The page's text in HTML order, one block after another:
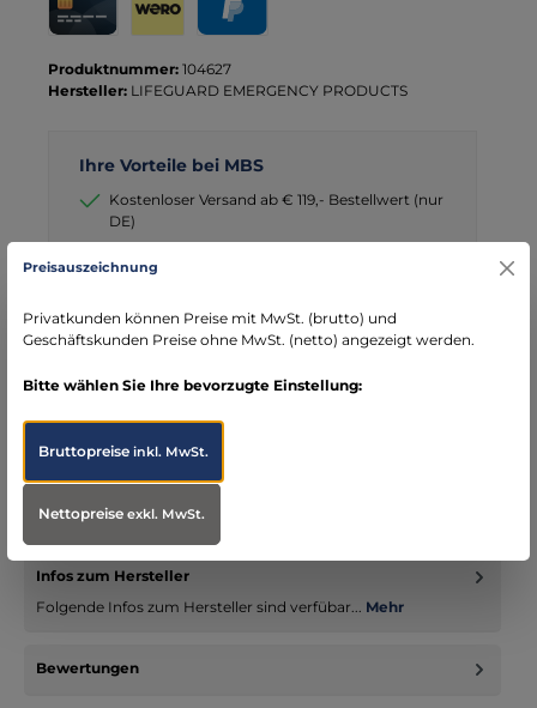
Produktnummer: 104627
Hersteller: LIFEGUARD EMERGENCY PRODUCTS
Ihre Vorteile bei MBS
Kostenloser Versand ab € 119,- Bestellwert (nur
DE)
schneller Versand mit DHL
seit über 15 Jahren kompetenter Partner im
(austauschbar) Größe 1 bis 5 Ausführung Macintosh Größe 0
bis 2 Aus…Mehr
Infos zum Hersteller
Folgende Infos zum Hersteller sind verfübar... Mehr
Bewertungen
Preisauszeichnung
Privatkunden können Preise mit MwSt. (brutto) und
Geschäftskunden Preise ohne MwSt. (netto) angezeigt werden.
Bitte wählen Sie Ihre bevorzugte Einstellung:
Bruttopreiseinkl. MwSt.
Nettopreiseexkl. MwSt.